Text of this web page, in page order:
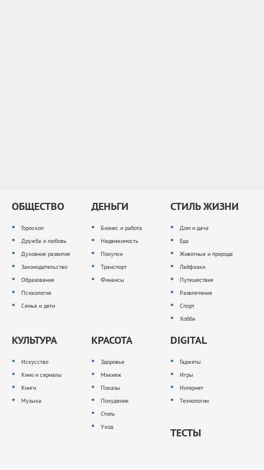
ОБЩЕСТВО
Гороскоп
Дружба и любовь
Духовное развитие
Законодательство
Образование
Психология
Семья и дети
ДЕНЬГИ
Бизнес и работа
Недвижимость
Покупки
Транспорт
Финансы
СТИЛЬ ЖИЗНИ
Дом и дача
Еда
Животные и природа
Лайфхаки
Путешествия
Развлечения
Спорт
Хобби
КУЛЬТУРА
Искусство
Кино и сериалы
Книги
Музыка
КРАСОТА
Здоровье
Макияж
Показы
Похудение
Стиль
Уход
DIGITAL
Гаджеты
Игры
Интернет
Технологии
ТЕСТЫ